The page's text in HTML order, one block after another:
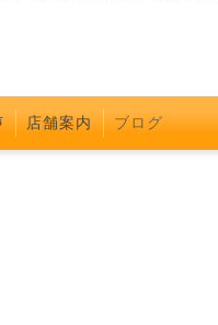
店舗案内 ブログ